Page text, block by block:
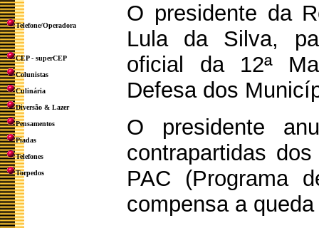
Telefone/Operadora
CEP - superCEP
Colunistas
Culinária
Diversão & Lazer
Pensamentos
Piadas
Telefones
Torpedos
O presidente da
Lula da Silva,
oficial da 12ª
Defesa dos
O presidente
contrapartidas
PAC (Programa
compensa a